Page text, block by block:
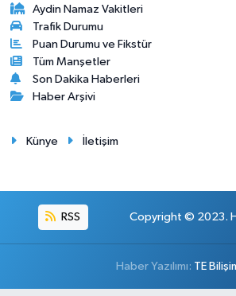
Aydin Namaz Vakitleri
Trafik Durumu
Puan Durumu ve Fikstür
Tüm Manşetler
Son Dakika Haberleri
Haber Arşivi
Künye İletişim
RSS Copyright © 2023.
Haber Yazılımı: TE